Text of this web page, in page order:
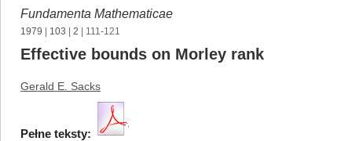
Fundamenta Mathematicae
1979 103 2 | 111-121
Effective bounds on Morley rank
Gerald E. Sacks
Pełne teksty: